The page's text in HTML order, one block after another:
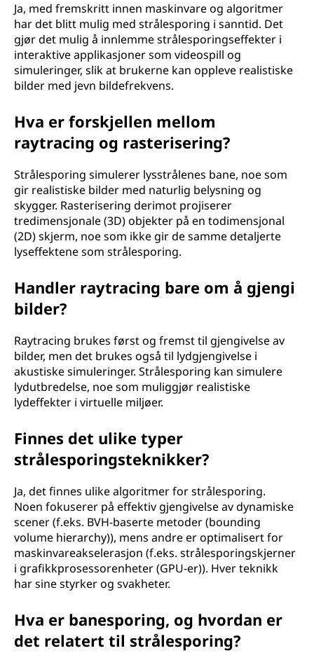
Ja, med fremskritt innen maskinvare og algoritmer
har det blitt mulig med strålesporing i sanntid. Det
gjør det mulig å innlemme strålesporingseffekter i
interaktive applikasjoner som videospill og
simuleringer, slik at brukerne kan oppleve realistiske
bilder med jevn bildefrekvens.
Hva er forskjellen mellom
raytracing og rasterisering?
Strålesporing simulerer lysstrålenes bane, noe som
gir realistiske bilder med naturlig belysning og
skygger. Rasterisering derimot projiserer
tredimensjonale (3D) objekter på en todimensjonal
(2D) skjerm, noe som ikke gir de samme detaljerte
lyseffektene som strålesporing.
Handler raytracing bare om å gjengi
bilder?
Raytracing brukes først og fremst til gjengivelse av
bilder, men det brukes også til lydgjengivelse i
akustiske simuleringer. Strålesporing kan simulere
lydutbredelse, noe som muliggjør realistiske
lydeffekter i virtuelle miljøer.
Finnes det ulike typer
strålesporingsteknikker?
Ja, det finnes ulike algoritmer for strålesporing.
Noen fokuserer på effektiv gjengivelse av dynamiske
scener (f.eks. BVH-baserte metoder (bounding
volume hierarchy)), mens andre er optimalisert for
maskinvareakselerasjon (f.eks. strålesporingskjerner
i grafikkprosessorenheter (GPU-er)). Hver teknikk
har sine styrker og svakheter.
Hva er banesporing, og hvordan er
det relatert til strålesporing?